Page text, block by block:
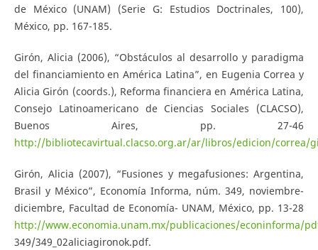
de México (UNAM) (Serie G: Estudios Doctrinales, 100),
México, pp. 167-185.
Girón, Alicia (2006), “Obstáculos al desarrollo y paradigma
del financiamiento en América Latina”, en Eugenia Correa y
Alicia Girón (coords.), Reforma financiera en América Latina,
Consejo Latinoamericano de Ciencias Sociales (CLACSO),
Buenos Aires, pp. 27-46
http://bibliotecavirtual.clacso.org.ar/ar/libros/edicion/correa/
Girón, Alicia (2007), “Fusiones y megafusiones: Argentina,
Brasil y México”, Economía Informa, núm. 349, noviembre-
diciembre, Facultad de Economía- UNAM, México, pp. 13-28
http://www.economia.unam.mx/publicaciones/econinforma/
349/349_02aliciagironok.pdf.